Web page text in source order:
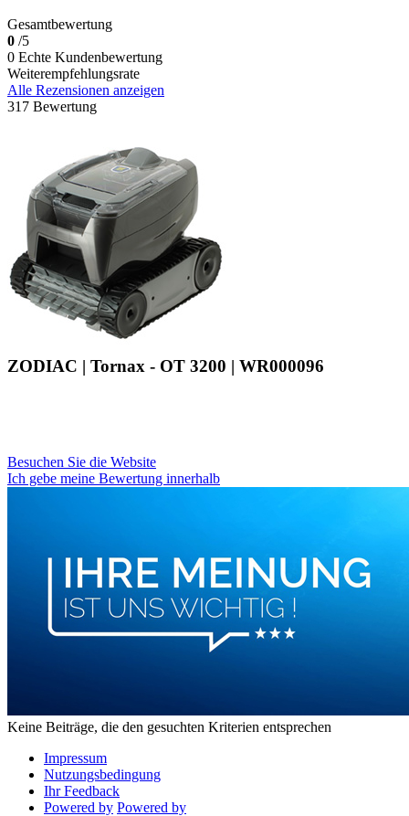
Gesamtbewertung
0 /5
0 Echte Kundenbewertung
Weiterempfehlungsrate
Alle Rezensionen anzeigen
317 Bewertung
ZODIAC | Tornax - OT 3200 | WR000096
Besuchen Sie die Website
Ich gebe meine Bewertung innerhalb
Keine Beiträge, die den gesuchten Kriterien entsprechen
Impressum
Nutzungsbedingung
Ihr Feedback
Powered by Powered by